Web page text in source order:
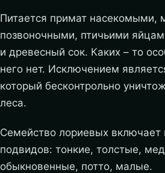
Питается примат насекомыми,
позвоночными, птичьими
и древесный сок. Каких – то
него нет. Исключением
который бесконтрольно
леса.
Семейство лориевых включает
подвидов: тонкие, толстые,
обыкновенные, потто, малые.